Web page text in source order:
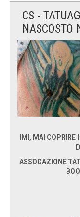
CS -
NASCOSTO
IMI, MAI COPRIRE
ASSOCAZIONE